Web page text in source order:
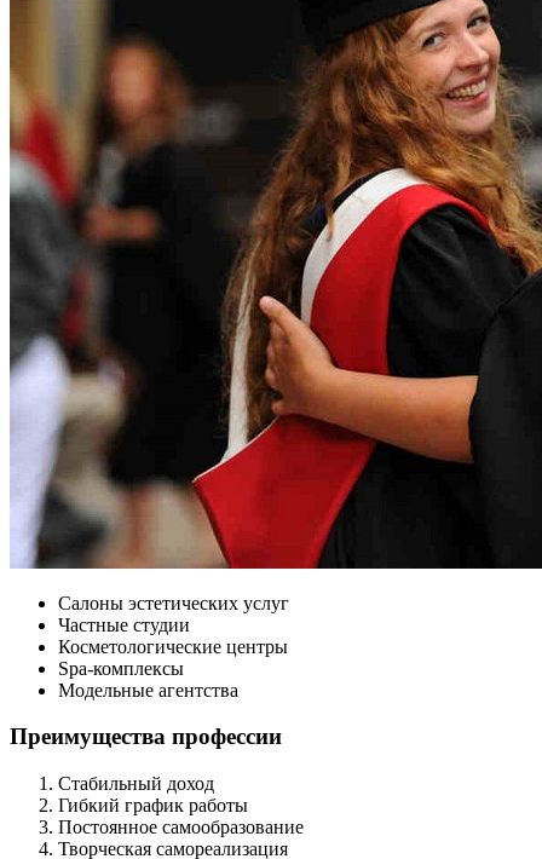
Салоны эстетических услуг
Частные студии
Косметологические центры
Spa-комплексы
Модельные агентства
Преимущества профессии
Стабильный доход
Гибкий график работы
Постоянное самообразование
Творческая самореализация